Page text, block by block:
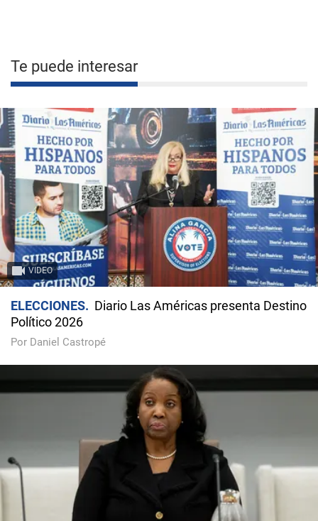
Te puede interesar
VIDEO
ELECCIONES
Diario Las Américas presenta Destino
Político 2026
Por Daniel Castropé